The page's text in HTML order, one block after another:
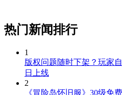
热门新闻排行
1
版权问题随时下架？玩家
日上线
2
《冒险岛怀旧服》30级免